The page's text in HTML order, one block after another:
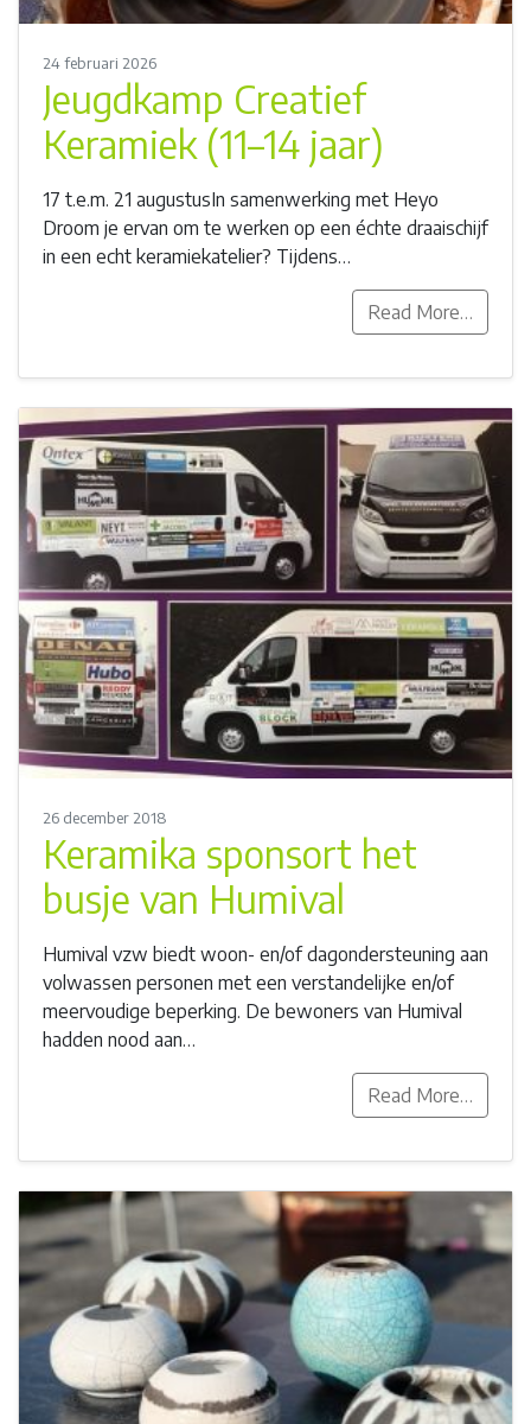
24 februari 2026
Jeugdkamp Creatief
Keramiek (11–14 jaar)
17 t.e.m. 21 augustusIn samenwerking met Heyo
Droom je ervan om te werken op een échte draaischijf
in een echt keramiekatelier? Tijdens…
Read More…
26 december 2018
Keramika sponsort het
busje van Humival
Humival vzw biedt woon- en/of dagondersteuning aan
volwassen personen met een verstandelijke en/of
meervoudige beperking. De bewoners van Humival
hadden nood aan…
Read More…